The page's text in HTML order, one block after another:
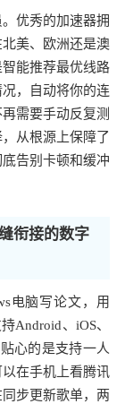
优秀的加速器拥
美、欧洲还是澳
能推荐最优线路
，自动将你的连
需要手动反复测
从根源上保障了
告别卡顿和缓冲
衔接的数字
电脑写论文，用
Android、iOS、
心的是支持一人
在手机上看腾讯
步更新歌单，两